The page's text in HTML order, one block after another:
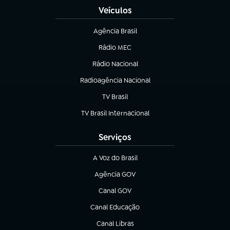
Veículos
Agência Brasil
(abre em nova aba)
Rádio MEC
Rádio Nacional
(abre em nova aba)
Radioagência Nacional
(abre em nova aba)
TV Brasil
(abre em nova aba)
TV Brasil Internacional
(abre em nova aba)
Serviços
A Voz do Brasil
(abre em nova aba)
Agência GOV
(abre em nova aba)
Canal GOV
(abre em nova aba)
Canal Educação
(abre em nova aba)
Canal Libras
(abre em nova aba)